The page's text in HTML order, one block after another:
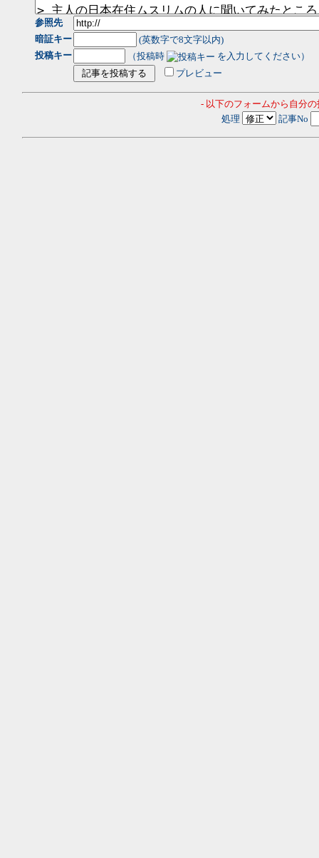
参照先
暗証キー
(英数字で8文字以内)
投稿キー
（投稿時
を入力してください）
プレビュー
- 以下のフォームから自分
処理
記事No